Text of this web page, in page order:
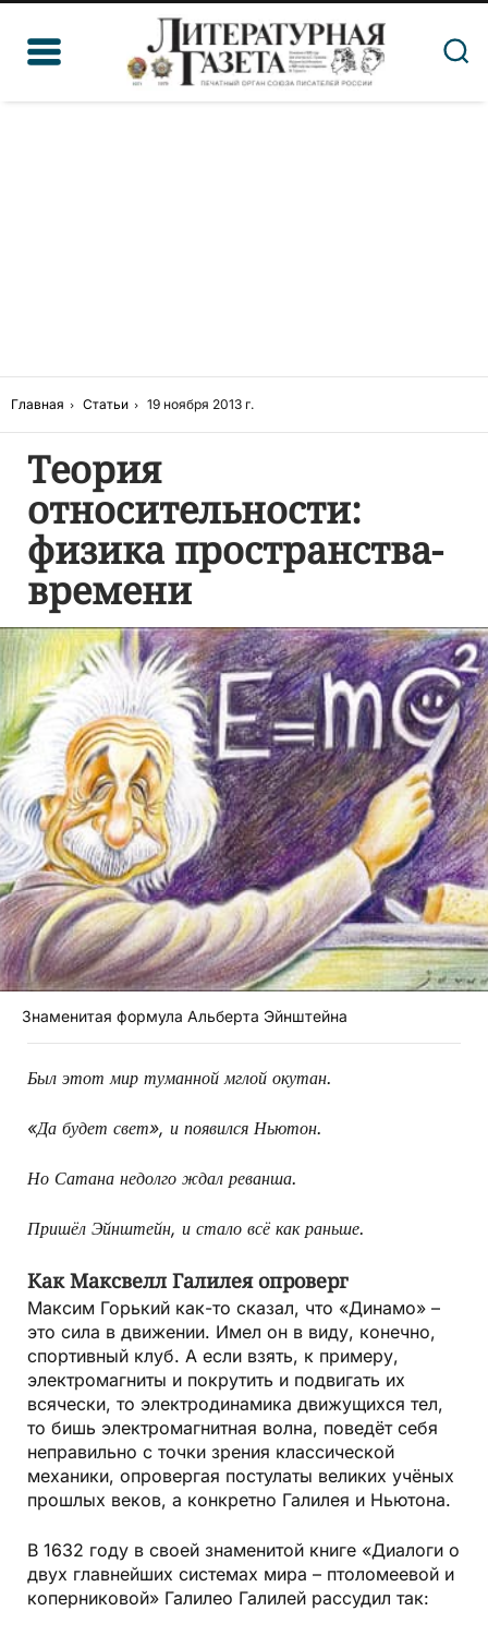
Главная Статьи 19 ноября 2013 г.
Теория
относительности:
физика пространства-
времени
Знаменитая формула Альберта Эйнштейна
Был этот мир туманной мглой окутан.
«Да будет свет», и появился Ньютон.
Но Сатана недолго ждал реванша.
Пришёл Эйнштейн, и стало всё как раньше.
Как Максвелл Галилея опроверг
Максим Горький как-то сказал, что «Динамо» –
это сила в движении. Имел он в виду, конечно,
спортивный клуб. А если взять, к примеру,
электромагниты и покрутить и подвигать их
всячески, то электродинамика движущихся тел,
то бишь электромагнитная волна, поведёт себя
неправильно с точки зрения классической
механики, опровергая постулаты великих учёных
прошлых веков, а конкретно Галилея и Ньютона.
В 1632 году в своей знаменитой книге «Диалоги о
двух главнейших системах мира – птоломеевой и
коперниковой» Галилео Галилей рассудил так: